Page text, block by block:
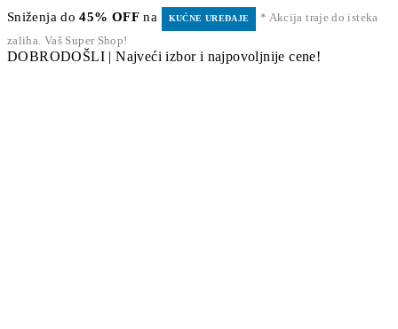
Sniženja do45% OFF na KUĆNE UREĐAJE
* Akcija traje do isteka
zaliha. Vaš Super Shop!
DOBRODOŠLI | Najveći izbor i najpovoljnije cene!